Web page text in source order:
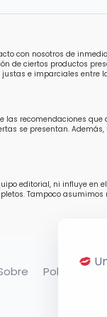
con nosotros de
de ciertos productos
e imparciales entre
recomendaciones que
se presentan.
editorial, ni influye en
Tampoco
Política de